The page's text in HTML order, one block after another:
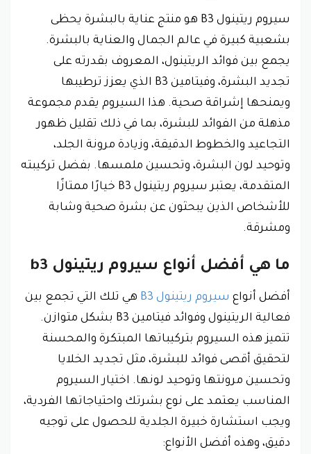
سيروم ريتينول B3 هو منتج عناية بالبشرة يحظى
بشعبية كبيرة في عالم الجمال والعناية بالبشرة.
يجمع بين فوائد الريتينول، المعروف بقدرته على
تجديد البشرة، وفيتامين B3 الذي يعزز ترطيبها
ويمنحها إشراقة صحية. هذا السيروم يقدم مجموعة
مذهلة من الفوائد للبشرة، بما في ذلك تقليل ظهور
التجاعيد والخطوط الدقيقة، وزيادة مرونة الجلد،
وتوحيد لون البشرة، وتحسين ملمسها. بفضل تركيبته
المتقدمة، يعتبر سيروم ريتينول B3 خيارًا ممتازًا
للأشخاص الذين يبحثون عن بشرة صحية وشابة
ومشرقة.
ما هي أفضل أنواع سيروم ريتينول b3
أفضل أنواع سيروم ريتينول B3
هي تلك التي تجمع بين
فعالية الريتينول وفوائد فيتامين B3 بشكل متوازن.
تتميز هذه السيروم بتركيباتها المبتكرة والمحسنة
لتحقيق أقصى فوائد للبشرة، مثل تجديد الخلايا
وتحسين مرونتها وتوحيد لونها. اختيار السيروم
المناسب يعتمد على نوع بشرتك واحتياجاتها الفردية،
ويجب استشارة خبيرة الجلدية للحصول على توجيه
دقيق، وهذه أفضل الأنواع: